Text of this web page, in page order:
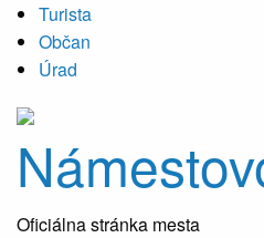
Turista
Občan
Úrad
Oficiálna stránka mesta